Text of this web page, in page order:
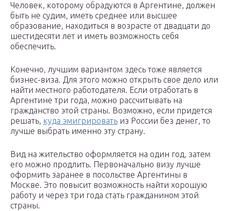
Человек, которому обрадуются в Аргентине, должен
быть не судим, иметь среднее или высшее
образование, находиться в возрасте от двадцати до
шестидесяти лет и иметь возможность себя
обеспечить.
Конечно, лучшим вариантом здесь тоже является
бизнес-виза. Для этого можно открыть свое дело или
найти местного работодателя. Если отработать в
Аргентине три года, можно рассчитывать на
гражданство этой страны. Возможно, если придется
решать, куда эмигрировать из России без денег, то
лучше выбрать именно эту страну.
Вид на жительство оформляется на один год, затем
его можно продлить. Первоначально визу лучше
оформить заранее в посольстве Аргентины в
Москве. Это повысит возможность найти хорошую
работу и через три года стать гражданином этой
страны.